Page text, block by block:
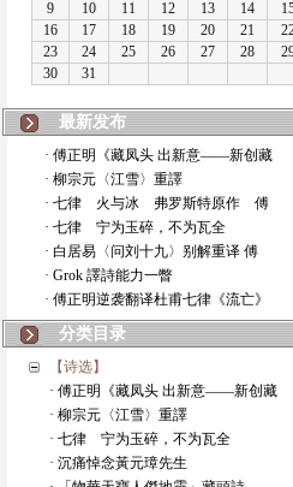
最新发布
· 傅正明《藏凤头 出新意——新创藏
· 柳宗元〈江雪〉重譯
· 七律 火与冰 弗罗斯特原作 傅
· 七律 宁为玉碎，不为瓦全
· 白居易〈问刘十九〉别解重译 傅
· Grok 譯詩能力一瞥
· 傅正明逆袭翻译杜甫七律《流亡》
分类目录
【诗选】
· 傅正明《藏凤头 出新意——新创藏
· 柳宗元〈江雪〉重譯
· 七律 宁为玉碎，不为瓦全
· 沉痛悼念黃元璋先生